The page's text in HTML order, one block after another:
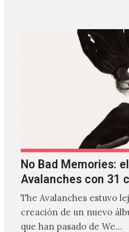
No Bad Memories:
Avalanches con 31
The Avalanches estuvo
creación de un nuevo
que han pasado de We…